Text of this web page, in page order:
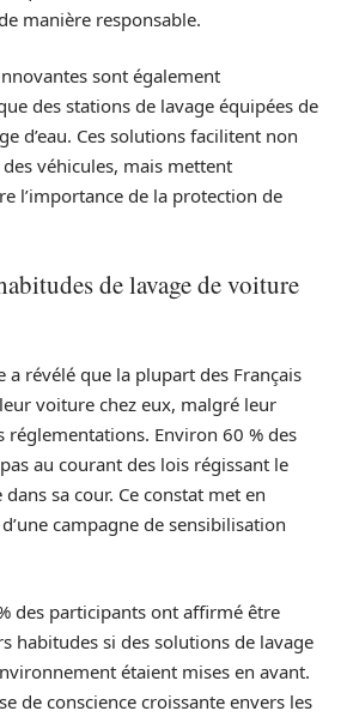
manière responsable.
sont également
des stations de lavage équipées de
d’eau. Ces solutions facilitent non
véhicules, mais mettent
l’importance de la protection de
de lavage de voiture
a révélé que la plupart des Français
voiture chez eux, malgré leur
réglementations. Environ 60 % des
au courant des lois régissant le
dans sa cour. Ce constat met en
campagne de sensibilisation
des participants ont affirmé être
habitudes si des solutions de lavage
étaient mises en avant.
de conscience croissante envers les